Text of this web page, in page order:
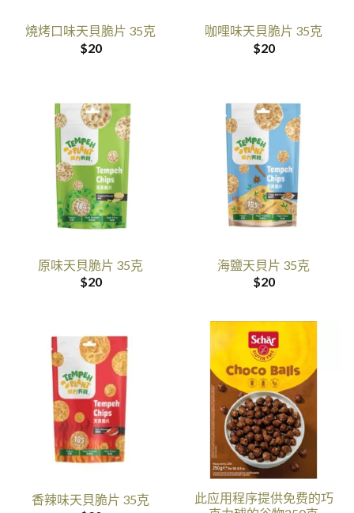
燒烤口味天貝脆片 35克
$20
咖哩味天貝脆片 35克
$20
原味天貝脆片 35克
$20
海鹽天貝片 35克
$20
香辣味天貝脆片 35克
此应用程序提供免费的巧